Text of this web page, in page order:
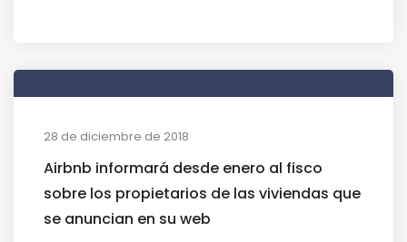
28 de diciembre de 2018
Airbnb informará desde enero al fisco
sobre los propietarios de las viviendas que
se anuncian en su web